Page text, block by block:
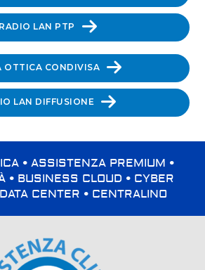
RADIO LAN PTP
OTTICA CONDIVISA
LAN DIFFUSIONE
• ASSISTENZA PREMIUM •
• BUSINESS CLOUD • CYBER
CENTER • CENTRALINO